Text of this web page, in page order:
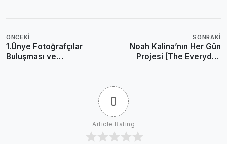
ÖNCEKI
1.Ünye Fotoğrafçılar
Buluşması ve
SONRAKI
Noah Kalina’nın Her Gün
Projesi [The Everyday
0
Article Rating